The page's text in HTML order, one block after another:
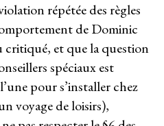
répétée des règles
de Dominic
critiqué, et que la question
spéciaux est
pour s’installer chez
voyage de loisirs),